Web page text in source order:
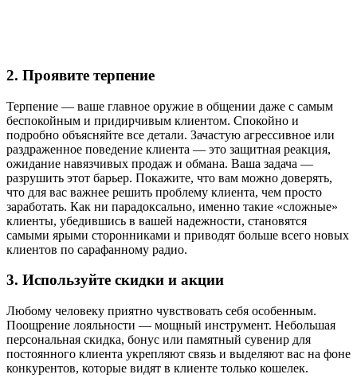
2. Проявите терпение
Терпение — ваше главное оружие в общении даже с самым
беспокойным и придирчивым клиентом. Спокойно и
подробно объясняйте все детали. Зачастую агрессивное или
раздраженное поведение клиента — это защитная реакция,
ожидание навязчивых продаж и обмана. Ваша задача —
разрушить этот барьер. Покажите, что вам можно доверять,
что для вас важнее решить проблему клиента, чем просто
заработать. Как ни парадоксально, именно такие «сложные»
клиенты, убедившись в вашей надежности, становятся
самыми ярыми сторонниками и приводят больше всего новых
клиентов по сарафанному радио.
3. Используйте скидки и акции
Любому человеку приятно чувствовать себя особенным.
Поощрение лояльности — мощный инструмент. Небольшая
персональная скидка, бонус или памятный сувенир для
постоянного клиента укрепляют связь и выделяют вас на фоне
конкурентов, которые видят в клиенте только кошелек.